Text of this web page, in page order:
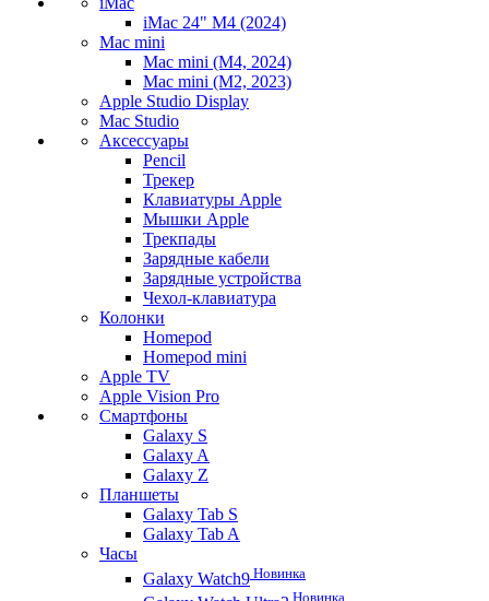
iMac 24" M4 (2024)
Mac mini
Mac mini (M4, 2024)
Mac mini (M2, 2023)
Apple Studio Display
Mac Studio
Аксессуары
Pencil
Трекер
Клавиатуры Apple
Мышки Apple
Трекпады
Зарядные кабели
Зарядные устройства
Чехол-клавиатура
Колонки
Homepod
Homepod mini
Apple TV
Apple Vision Pro
Смартфоны
Galaxy S
Galaxy A
Galaxy Z
Планшеты
Galaxy Tab S
Galaxy Tab A
Часы
Galaxy Watch9 Новинка
Новинка